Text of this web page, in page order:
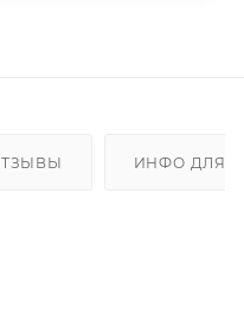
ИНФО ДЛЯ